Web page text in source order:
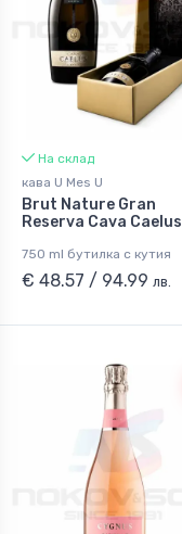
На склад
кава U Mes U
Brut Nature Gran
Reserva Cava Caelus
750 ml бутилка с кутия
€ 48.57 / 94.99 лв.